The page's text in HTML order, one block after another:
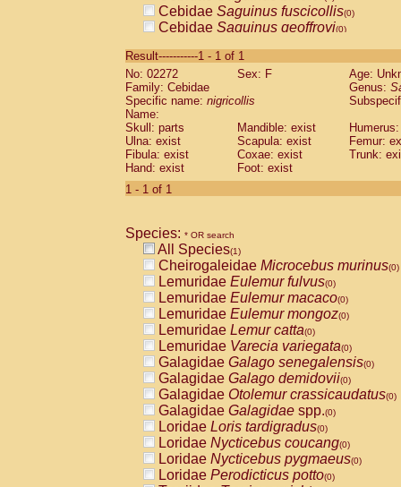
Cebidae Saguinus fuscicollis(0)
Cebidae Saguinus geoffroyi(0)
CebidaeSaguinus labiatus(0)
Cebidae Saguinus leucopus (0)
Cebidae
CebidaeSaguinus mystax
Cebidae Saguinus nigricollis (1)
Cebidae Saguinus oedipus
Cebidae Saguinus weddelli
Cebidae Saguinusspp.
Cebidae
CebidaeCebus capucinus
CebidaeCebus nigrivittatus
CebidaeCebus spp.(0)
CebidaeSaimiri boliviensis(0)
CebidaeSaimiri sciureus(0)
AtelidaeAlouatta caraya(0)
AtelidaeAlouatta fusca(0)
AtelidaeAlouatta seniculus(0)
AtelidaeAlouattaspp.(0)
AtelidaeAteles belzebuth(0)
AtelidaeAteles geoffroyi(0)
AtelidaeAteles paniscus(0)
AtelidaeAtelesspp.(0)
AtelidaeLagothrix lagothricha(0)
AtelidaeLagothrix lagothricha cana
PitheciidaeCacajao calvus
Result-----------1 - 1 of 1
No: 02272
Sex: F
Age:
Family: Cebidae
Genus:
Specific name: nigricollis
Name:
Skull: parts
Mandible: exist
Ulna: exist
Scapula: exist
Femur:
Fibula: exist
Coxae: exist
Trunk:
Hand: exist
Foot: exist
1 - 1 of 1
Species: * OR search
All Species(1)
Cheirogaleidae Microcebus murinus(0)
Lemuridae Eulemur fulvus(0)
Lemuridae Eulemur macaco(0)
Lemuridae Eulemur mongoz(0)
Lemuridae Lemur catta(0)
Lemuridae Varecia variegata(0)
Galagidae Galago senegalensis(0)
Galagidae Galago demidovii(0)
Galagidae Otolemur crassicaudatus(0)
Galagidae Galagidae spp.(0)
Loridae Loris tardigradus(0)
Loridae Nycticebus coucang(0)
Loridae Nycticebus pygmaeus(0)
Loridae Perodicticus potto(0)